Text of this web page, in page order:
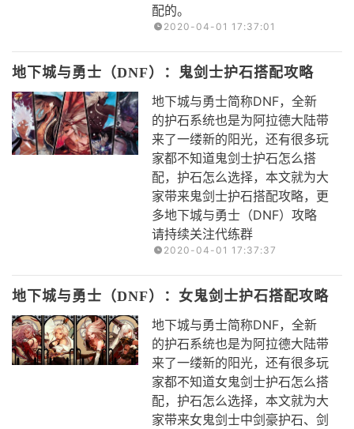
配的。
2020-04-01 17:37:01
地下城与勇士（DNF）：鬼剑士护石搭配攻略
地下城与勇士简称DNF，全新
的护石系统也是为阿拉德大陆带
来了一缕新的阳光，还有很多玩
家都不知道鬼剑士护石怎么搭
配，护石怎么选择，本文就为大
家带来鬼剑士护石搭配攻略，更
多地下城与勇士（DNF）攻略
请持续关注代练群
2020-04-01 17:37:37
地下城与勇士（DNF）：女鬼剑士护石搭配攻略
地下城与勇士简称DNF，全新
的护石系统也是为阿拉德大陆带
来了一缕新的阳光，还有很多玩
家都不知道女鬼剑士护石怎么搭
配，护石怎么选择，本文就为大
家带来女鬼剑士中剑豪护石、剑